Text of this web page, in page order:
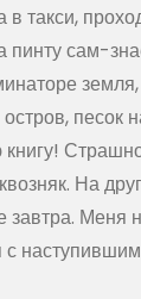
такси,
сам-
песок
На
завтра. Меня